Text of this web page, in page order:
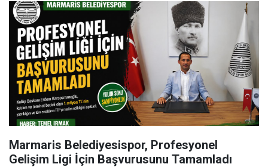
Marmaris Belediyesispor, Profesyonel
Gelişim Ligi İçin Başvurusunu Tamamladı